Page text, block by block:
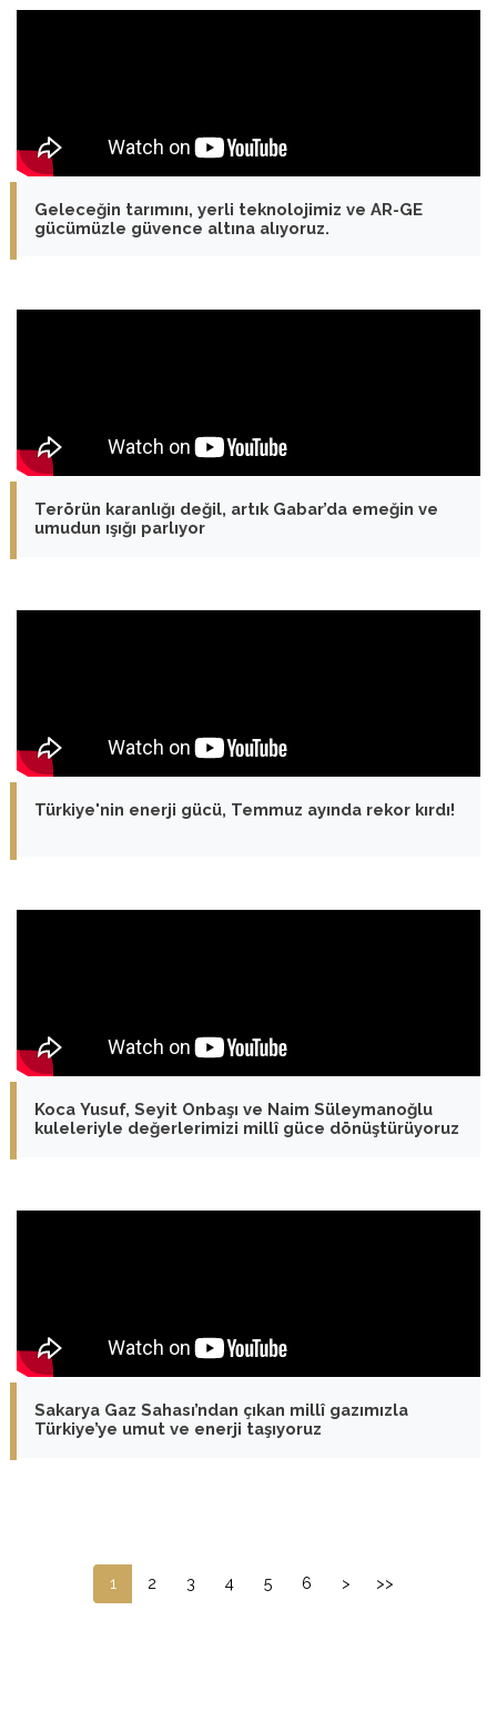
Geleceğin tarımını, yerli teknolojimiz ve AR-GE
gücümüzle güvence altına alıyoruz.
Terörün karanlığı değil, artık Gabar’da emeğin ve
umudun ışığı parlıyor
Türkiye'nin enerji gücü, Temmuz ayında rekor kırdı!
Koca Yusuf, Seyit Onbaşı ve Naim Süleymanoğlu
kuleleriyle değerlerimizi millî güce dönüştürüyoruz
Sakarya Gaz Sahası’ndan çıkan millî gazımızla
Türkiye’ye umut ve enerji taşıyoruz
1 2 3 4 5 6 > >>